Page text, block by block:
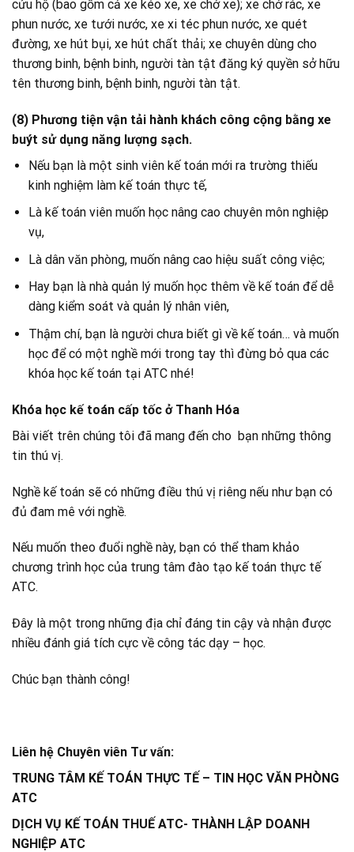
cứu hộ (bao gồm cả xe kéo xe, xe chở xe); xe chở rác, xe
phun nước, xe tưới nước, xe xi téc phun nước, xe quét
đường, xe hút bụi, xe hút chất thải; xe chuyên dùng cho
thương binh, bệnh binh, người tàn tật đăng ký quyền sở hữu
tên thương binh, bệnh binh, người tàn tật.
(8) Phương tiện vận tải hành khách công cộng bằng xe
buýt sử dụng năng lượng sạch.
Nếu bạn là một sinh viên kế toán mới ra trường thiếu
kinh nghiệm làm kế toán thực tế,
Là kế toán viên muốn học nâng cao chuyên môn nghiệp
vụ,
Là dân văn phòng, muốn nâng cao hiệu suất công việc;
Hay bạn là nhà quản lý muốn học thêm về kế toán để dễ
dàng kiểm soát và quản lý nhân viên,
Thậm chí, bạn là người chưa biết gì về kế toán… và muốn
học để có một nghề mới trong tay thì đừng bỏ qua các
khóa học kế toán tại ATC nhé!
Khóa học kế toán cấp tốc ở Thanh Hóa
Bài viết trên chúng tôi đã mang đến cho bạn những thông
tin thú vị.
Nghề kế toán sẽ có những điều thú vị riêng nếu như bạn có
đủ đam mê với nghề.
Nếu muốn theo đuổi nghề này, bạn có thể tham khảo
chương trình học của trung tâm đào tạo kế toán thực tế
ATC.
Đây là một trong những địa chỉ đáng tin cậy và nhận được
nhiều đánh giá tích cực về công tác dạy – học.
Chúc bạn thành công!
Liên hệ Chuyên viên Tư vấn:
TRUNG TÂM KẾ TOÁN THỰC TẾ – TIN HỌC VĂN PHÒNG
ATC
DỊCH VỤ KẾ TOÁN THUẾ ATC- THÀNH LẬP DOANH
NGHIỆP ATC